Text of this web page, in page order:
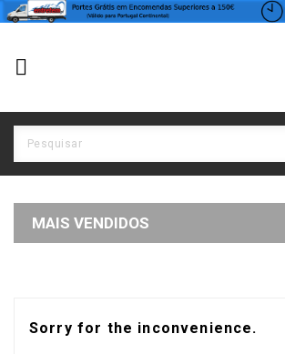

MAIS VENDIDOS
Sorry for the inconvenience.